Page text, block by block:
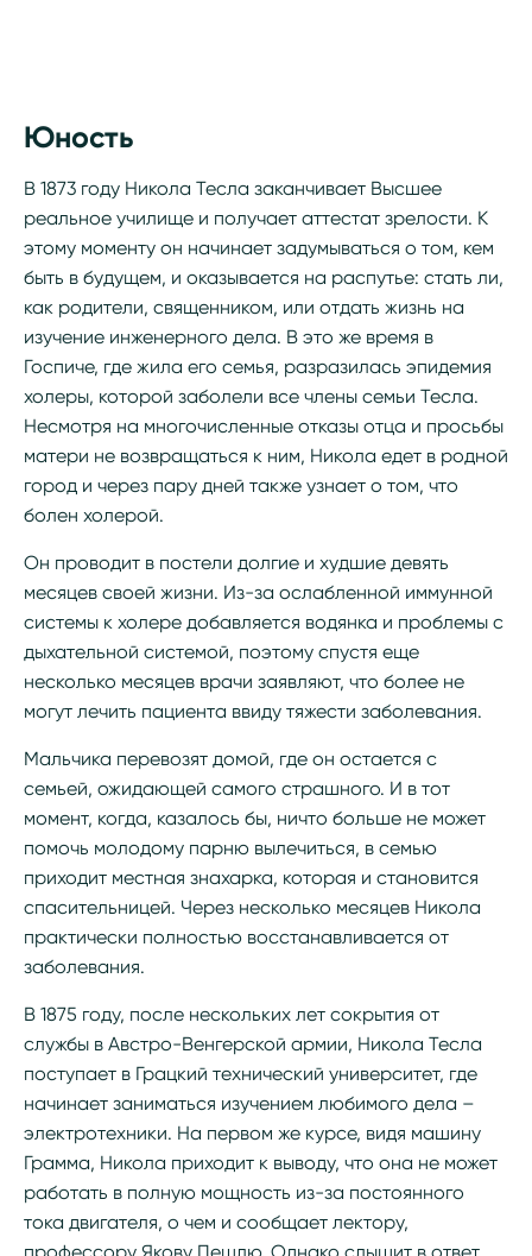
Юность
В 1873 году Никола Тесла заканчивает Высшее
реальное училище и получает аттестат зрелости. К
этому моменту он начинает задумываться о том, кем
быть в будущем, и оказывается на распутье: стать ли,
как родители, священником, или отдать жизнь на
изучение инженерного дела. В это же время в
Госпиче, где жила его семья, разразилась эпидемия
холеры, которой заболели все члены семьи Тесла.
Несмотря на многочисленные отказы отца и просьбы
матери не возвращаться к ним, Никола едет в родной
город и через пару дней также узнает о том, что
болен холерой.
Он проводит в постели долгие и худшие девять
месяцев своей жизни. Из-за ослабленной иммунной
системы к холере добавляется водянка и проблемы с
дыхательной системой, поэтому спустя еще
несколько месяцев врачи заявляют, что более не
могут лечить пациента ввиду тяжести заболевания.
Мальчика перевозят домой, где он остается с
семьей, ожидающей самого страшного. И в тот
момент, когда, казалось бы, ничто больше не может
помочь молодому парню вылечиться, в семью
приходит местная знахарка, которая и становится
спасительницей. Через несколько месяцев Никола
практически полностью восстанавливается от
заболевания.
В 1875 году, после нескольких лет сокрытия от
службы в Австро-Венгерской армии, Никола Тесла
поступает в Грацкий технический университет, где
начинает заниматься изучением любимого дела –
электротехники. На первом же курсе, видя машину
Грамма, Никола приходит к выводу, что она не может
работать в полную мощность из-за постоянного
тока двигателя, о чем и сообщает лектору,